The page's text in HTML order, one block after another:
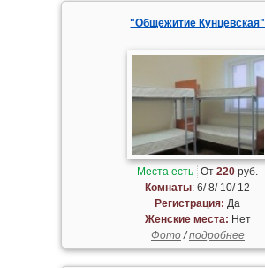
"Общежитие Кунцевская"
Места есть От220 руб.
Комнаты: 6/ 8/ 10/ 12
Регистрация: Да
Женские места: Нет
Фото/подробнее